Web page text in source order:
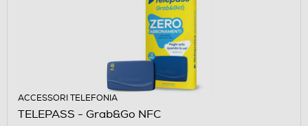
ACCESSORI TELEFONIA
TELEPASS - Grab&Go NFC